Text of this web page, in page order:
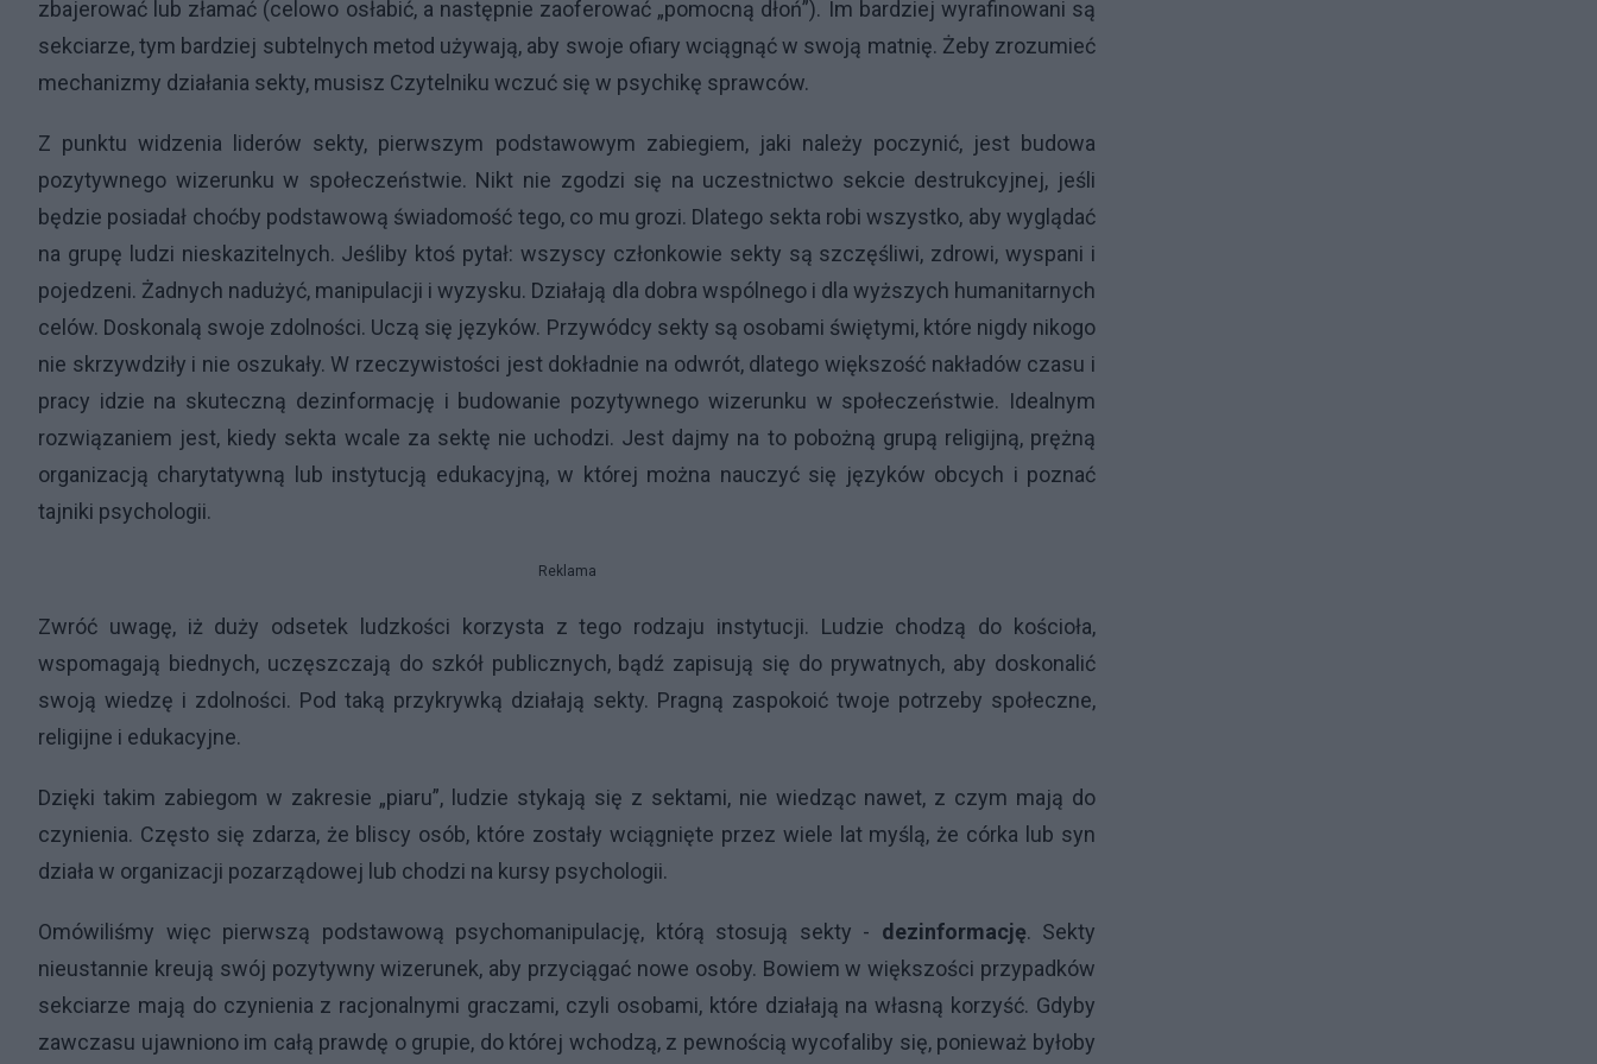
zbajerować lub złamać (celowo osłabić, a następnie zaoferować „pomocną dłoń”). Im bardziej wyrafinowani są
sekciarze, tym bardziej subtelnych metod używają, aby swoje ofiary wciągnąć w swoją matnię. Żeby zrozumieć
mechanizmy działania sekty, musisz Czytelniku wczuć się w psychikę sprawców.
Z punktu widzenia liderów sekty, pierwszym podstawowym zabiegiem, jaki należy poczynić, jest budowa
pozytywnego wizerunku w społeczeństwie. Nikt nie zgodzi się na uczestnictwo sekcie destrukcyjnej, jeśli
będzie posiadał choćby podstawową świadomość tego, co mu grozi. Dlatego sekta robi wszystko, aby wyglądać
na grupę ludzi nieskazitelnych. Jeśliby ktoś pytał: wszyscy członkowie sekty są szczęśliwi, zdrowi, wyspani i
pojedzeni. Żadnych nadużyć, manipulacji i wyzysku. Działają dla dobra wspólnego i dla wyższych humanitarnych
celów. Doskonalą swoje zdolności. Uczą się języków. Przywódcy sekty są osobami świętymi, które nigdy nikogo
nie skrzywdziły i nie oszukały. W rzeczywistości jest dokładnie na odwrót, dlatego większość nakładów czasu i
pracy idzie na skuteczną dezinformację i budowanie pozytywnego wizerunku w społeczeństwie. Idealnym
rozwiązaniem jest, kiedy sekta wcale za sektę nie uchodzi. Jest dajmy na to pobożną grupą religijną, prężną
organizacją charytatywną lub instytucją edukacyjną, w której można nauczyć się języków obcych i poznać
tajniki psychologii.
Reklama
Zwróć uwagę, iż duży odsetek ludzkości korzysta z tego rodzaju instytucji. Ludzie chodzą do kościoła,
wspomagają biednych, uczęszczają do szkół publicznych, bądź zapisują się do prywatnych, aby doskonalić
swoją wiedzę i zdolności. Pod taką przykrywką działają sekty. Pragną zaspokoić twoje potrzeby społeczne,
religijne i edukacyjne.
Dzięki takim zabiegom w zakresie „piaru”, ludzie stykają się z sektami, nie wiedząc nawet, z czym mają do
czynienia. Często się zdarza, że bliscy osób, które zostały wciągnięte przez wiele lat myślą, że córka lub syn
działa w organizacji pozarządowej lub chodzi na kursy psychologii.
Omówiliśmy więc pierwszą podstawową psychomanipulację, którą stosują sekty - dezinformację. Sekty
nieustannie kreują swój pozytywny wizerunek, aby przyciągać nowe osoby. Bowiem w większości przypadków
sekciarze mają do czynienia z racjonalnymi graczami, czyli osobami, które działają na własną korzyść. Gdyby
zawczasu ujawniono im całą prawdę o grupie, do której wchodzą, z pewnością wycofaliby się, ponieważ byłoby